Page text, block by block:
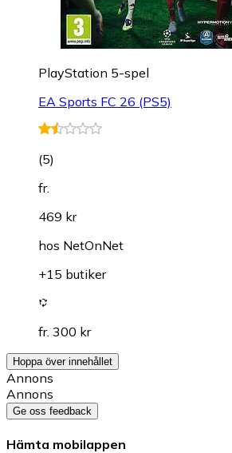
PlayStation 5-spel
EA Sports FC 26 (PS5)
(5)
fr.
469 kr
hos NetOnNet
+15 butiker
fr. 300 kr
Hoppa över innehållet
Annons
Annons
Ge oss feedback
Hämta mobilappen